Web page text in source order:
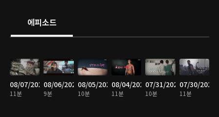
에피소드
08/07/2026
11분
08/06/2026
9분
08/05/2026
10분
08/04/2026
11분
07/31/2026
10분
07/30/2026
11분